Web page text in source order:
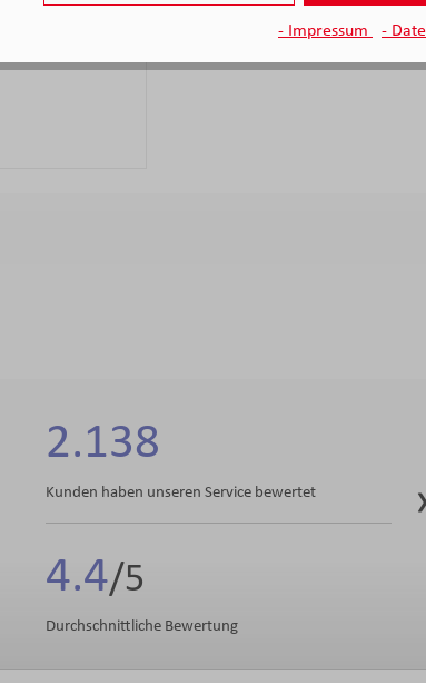
Metall
2.138
Kunden haben unseren Service bewertet
4.4
Durchschnittliche Bewertung
- Impressum -